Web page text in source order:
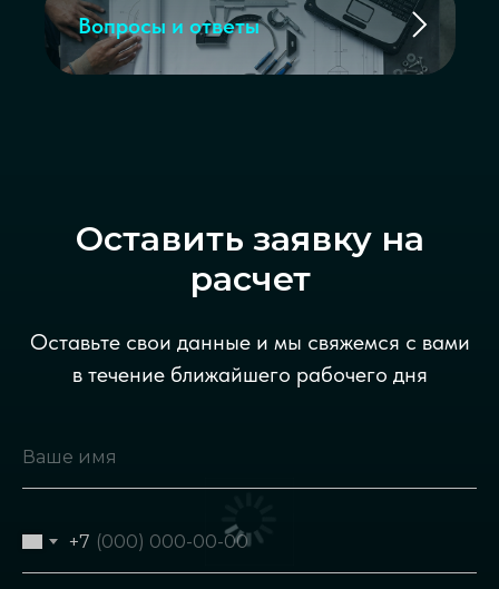
Вопросы и ответы
Оставить заявку на
расчет
Оставьте свои данные и мы свяжемся с вами
в течение ближайшего рабочего дня
+7